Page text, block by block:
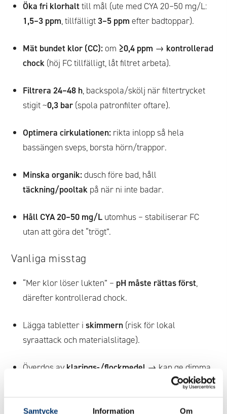
Samtycke Information Om
Öka fri klorhalttill mål (ute med CYA 20–50 mg/L:
1,5–3 ppm, tillfälligt3–5 ppm efter badtoppar).
Mät bundet klor (CC):om ≥0,4 ppm → kontrollerad
chock (höj FC tillfälligt, låt filtret arbeta).
Filtrera 24–48 h, backspola/skölj när filtertrycket
stigit ~0,3 bar (spola patronfilter oftare).
Optimera cirkulationen: rikta inlopp så hela
bassängen sveps, borsta hörn/trappor.
Minska organik:dusch före bad, håll
täckning/pooltak på när ni inte badar.
Håll CYA 20–50 mg/L utomhus – stabiliserar FC
utan att göra det “trögt”.
Vanliga misstag
“Mer klor löser lukten” – pH måste rättas först,
därefter kontrollerad chock.
Lägga tabletter iskimmern (risk för lokal
syraattack och materialslitage).
Överdos avklarings-/flockmedel → kan ge dimma
För sällan filterservicenär trycket stiger.